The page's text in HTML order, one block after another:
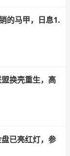
的马甲，日息1.
换壳重生，高
已亮红灯，参